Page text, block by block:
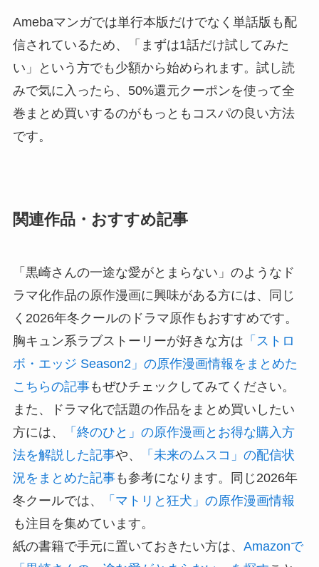
Amebaマンガでは単行本版だけでなく単話版も配
信されているため、「まずは1話だけ試してみた
い」という方でも少額から始められます。試し読
みで気に入ったら、50%還元クーポンを使って全
巻まとめ買いするのがもっともコスパの良い方法
です。
関連作品・おすすめ記事
「黒崎さんの一途な愛がとまらない」のようなド
ラマ化作品の原作漫画に興味がある方には、同じ
く2026年冬クールのドラマ原作もおすすめです。
胸キュン系ラブストーリーが好きな方は 「ストロ
ボ・エッジ Season2」の原作漫画情報をまとめた
こちらの記事もぜひチェックしてみてください。
また、ドラマ化で話題の作品をまとめ買いしたい
方には、
「終のひと」の原作漫画とお得な購入方
法を解説した記事や、
「未来のムスコ」の配信状
況をまとめた記事も参考になります。同じ2026年
冬クールでは、
「マトリと狂犬」の原作漫画情報
も注目を集めています。
紙の書籍で手元に置いておきたい方は、 Amazonで